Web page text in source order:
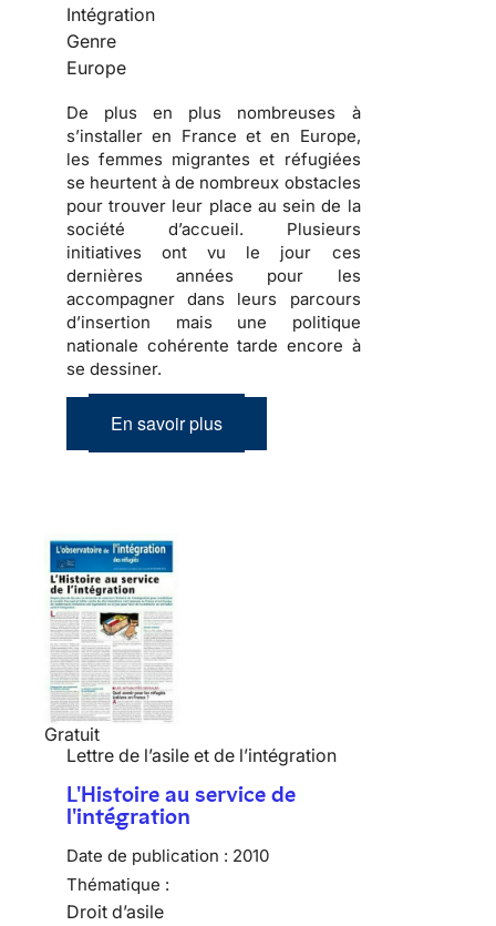
Intégration
Genre
Europe
De plus en plus nombreuses à
s’installer en France et en Europe,
lesfemmes migrantes et réfugiées
se heurtent à de nombreux obstacles
pour trouver leur place au sein de la
société d’accueil. Plusieurs
initiatives ont vu le jour ces
dernières années pour les
accompagner dans leurs parcours
d’insertion mais une politique
nationale cohérente tarde encore à
se dessiner.
En savoir plus
Gratuit
Lettre de l’asile et de l’intégration
L'Histoire au service de
l'intégration
Date de publication : 2010
Thématique :
Droit d’asile